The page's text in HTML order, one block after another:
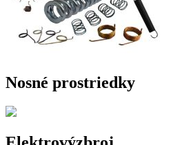
Nosné prostriedky